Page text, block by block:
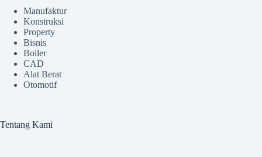
Manufaktur
Konstruksi
Property
Bisnis
Boiler
CAD
Alat Berat
Otomotif
Tentang Kami